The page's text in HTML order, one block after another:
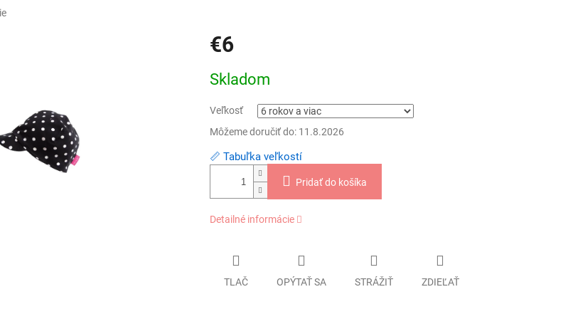
€6
cena:
Skladom
Veľkosť
Môžeme doručiť do: 11.8.2026
📏 Tabuľka veľkostí
Pridať do košíka
Detailné informácie
TLAČ OPÝTAŤ SA STRÁŽIŤ ZDIEĽAŤ